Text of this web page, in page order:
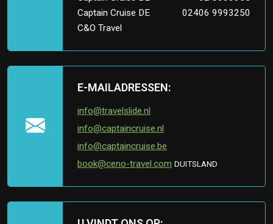
Captain Cruise DE
C&O Travel
02406 9993250
E-MAILADRESSEN:
info@travelslide.nl
info@captaincruise.nl
info@captaincruise.be
book@ceno-travel.com DUITSLAND